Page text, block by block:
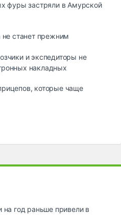
фуры застряли в Амурской
не станет прежним
и экспедиторы не
накладных
которые чаще
на год раньше привели в